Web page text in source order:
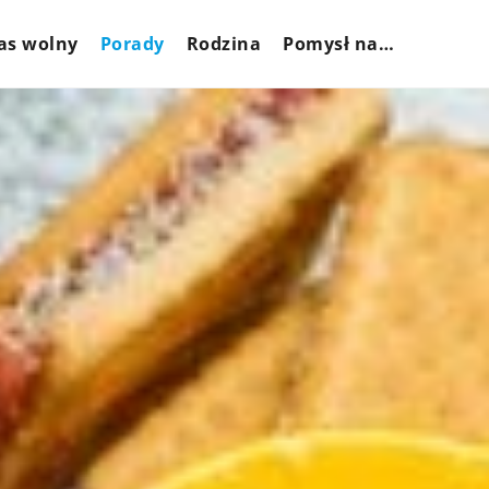
wolny Porady Rodzina Pomysł na…